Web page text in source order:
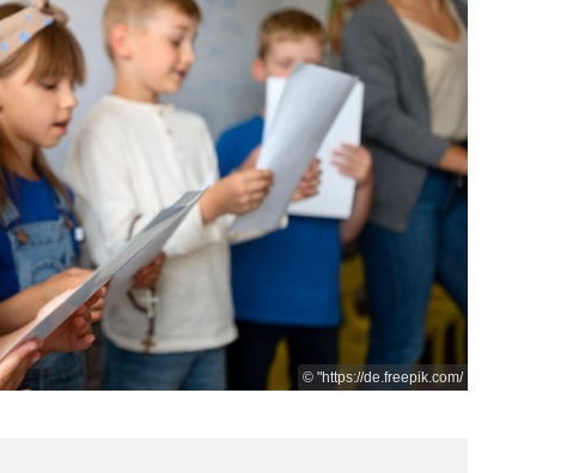
© "https://de.freepik.com/